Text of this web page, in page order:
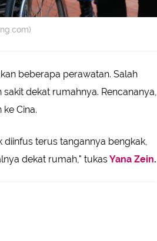
beberapa perawatan. Salah
dekat rumahnya. Rencananya,
Cina.
diinfus terus tangannya bengkak,
dekat rumah," tukasYana Zein.